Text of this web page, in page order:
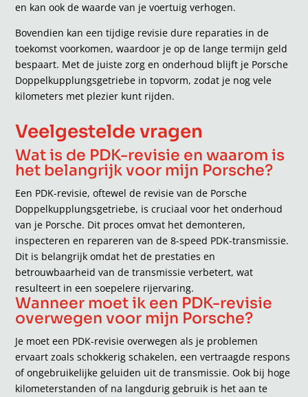
en kan ook de waarde van je voertuig verhogen.
Bovendien kan een tijdige revisie dure reparaties in de
toekomst voorkomen, waardoor je op de lange termijn geld
bespaart. Met de juiste zorg en onderhoud blijft je Porsche
Doppelkupplungsgetriebe in topvorm, zodat je nog vele
kilometers met plezier kunt rijden.
Veelgestelde vragen
Wat is de PDK-revisie en waarom is
het belangrijk voor mijn Porsche?
Een PDK-revisie, oftewel de revisie van de Porsche
Doppelkupplungsgetriebe, is cruciaal voor het onderhoud
van je Porsche. Dit proces omvat het demonteren,
inspecteren en repareren van de 8-speed PDK-transmissie.
Dit is belangrijk omdat het de prestaties en
betrouwbaarheid van de transmissie verbetert, wat
resulteert in een soepelere rijervaring.
Wanneer moet ik een PDK-revisie
overwegen voor mijn Porsche?
Je moet een PDK-revisie overwegen als je problemen
ervaart zoals schokkerig schakelen, een vertraagde respons
of ongebruikelijke geluiden uit de transmissie. Ook bij hoge
kilometerstanden of na langdurig gebruik is het aan te